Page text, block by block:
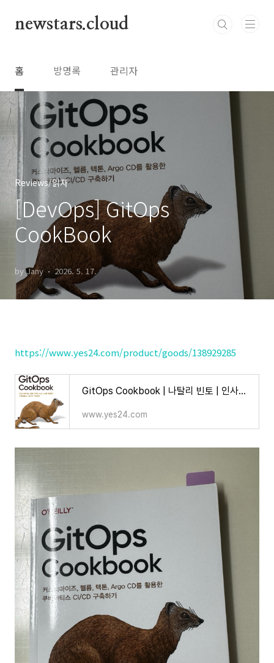
newstars.cloud
홈 방명록 관리자
Reviews/읽자
[DevOps] GitOps
CookBook
by Jany 2026. 5. 17.
https://www.yes24.com/product/goods/138929285
GitOps Cookbook | 나탈리 빈토 | 인사이트(insight) - 예스24
www.yes24.com